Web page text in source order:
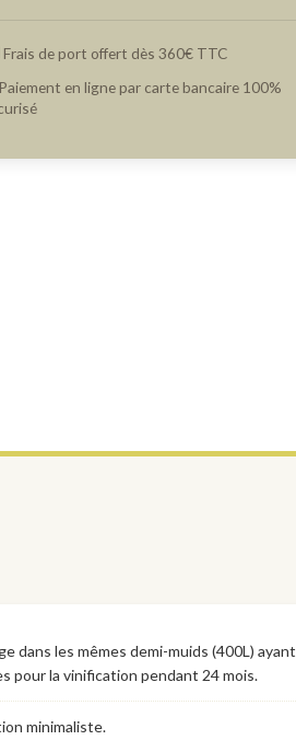
Frais de port offert dès 360€ TTC
Paiement en ligne par carte bancaire 100%
dans les mêmes demi-muids (400L) ayant
pour la vinification pendant 24 mois.
minimaliste.